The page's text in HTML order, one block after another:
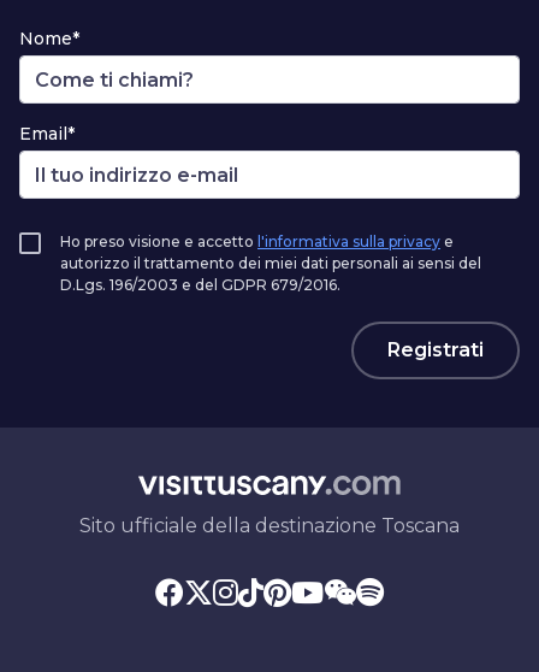
Nome*
Email*
Ho preso visione e accetto l'informativa sulla privacy e
autorizzo il trattamento dei miei dati personali ai sensi del
D.Lgs. 196/2003 e del GDPR 679/2016.
Registrati
Sito ufficiale della destinazione Toscana